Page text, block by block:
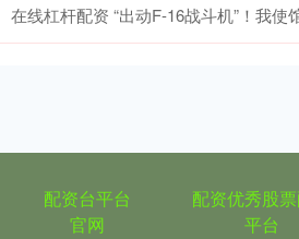
在线杠杆配资 “出动F-16战斗机”！我使
配资台平台
官网
配资优秀股
平台